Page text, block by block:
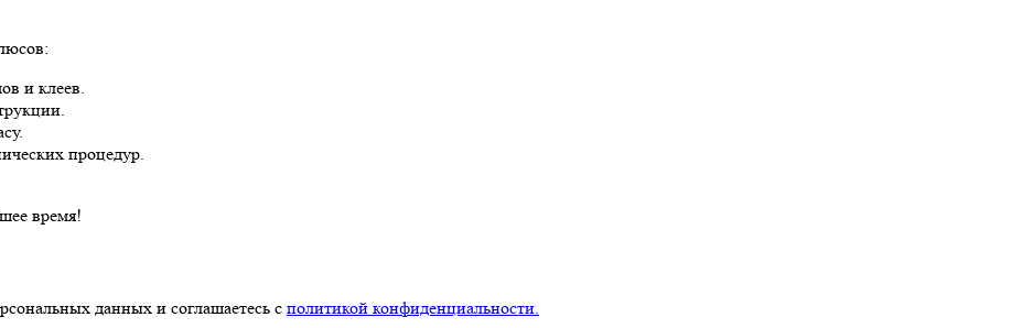
и клеев.
процедур.
время!
данных и соглашаетесь с политикой конфиденциальности.